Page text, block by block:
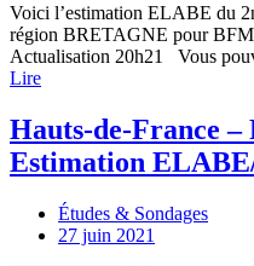
Voici l’estimation ELABE du
région BRETAGNE pour
Actualisation 20h21 Vous
Lire
Hauts-de-France –
Estimation
Études & Sondages
27 juin 2021